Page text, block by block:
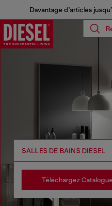
Davantage d’articles
SALLES DE BAINS DIESEL
Téléchargez Catalogue